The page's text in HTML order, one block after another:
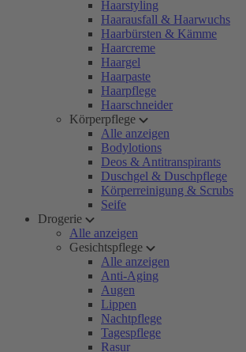
Haarstyling
Haarausfall & Haarwuchs
Haarbürsten & Kämme
Haarcreme
Haargel
Haarpaste
Haarpflege
Haarschneider
Körperpflege
Alle anzeigen
Bodylotions
Deos & Antitranspirants
Duschgel & Duschpflege
Körperreinigung & Scrubs
Seife
Drogerie
Alle anzeigen
Gesichtspflege
Alle anzeigen
Anti-Aging
Augen
Lippen
Nachtpflege
Tagespflege
Rasur